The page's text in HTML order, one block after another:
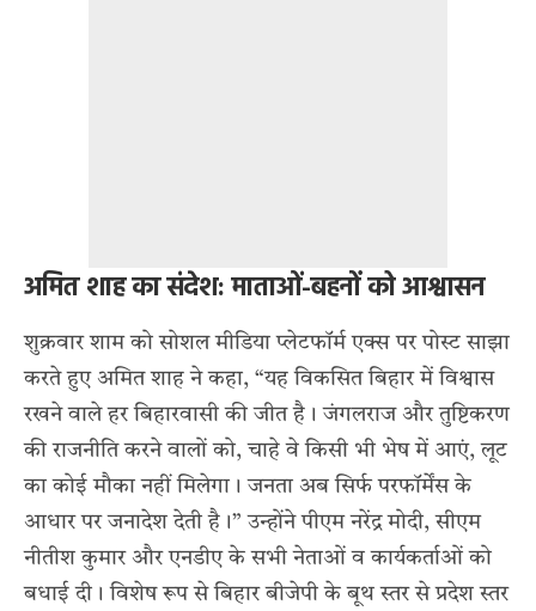
अमित शाह का संदेश: माताओं-बहनों को आश्वासन
शुक्रवार शाम को सोशल मीडिया प्लेटफॉर्म एक्स पर पोस्ट साझा
करते हुए अमित शाह ने कहा, “यह विकसित बिहार में विश्वास
रखने वाले हर बिहारवासी की जीत है। जंगलराज और तुष्टिकरण
की राजनीति करने वालों को, चाहे वे किसी भी भेष में आएं, लूट
का कोई मौका नहीं मिलेगा। जनता अब सिर्फ परफॉर्मेंस के
आधार पर जनादेश देती है।” उन्होंने पीएम नरेंद्र मोदी, सीएम
नीतीश कुमार और एनडीए के सभी नेताओं व कार्यकर्ताओं को
बधाई दी। विशेष रूप से बिहार बीजेपी के बूथ स्तर से प्रदेश स्तर